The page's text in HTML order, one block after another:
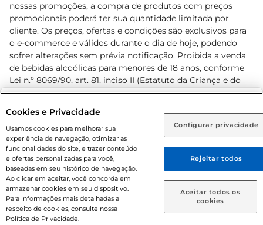
Rio de Janeiro (RJ) Goiás (GO)
Ou
Caso queira comprar online, informe como deseja receber
suas compras:
Entrega em casa Retire em Loja
nossas promoções, a compra de produtos com preços
promocionais poderá ter sua quantidade limitada por
cliente. Os preços, ofertas e condições são exclusivos para
o e-commerce e válidos durante o dia de hoje, podendo
sofrer alterações sem prévia notificação. Proibida a venda
de bebidas alcoólicas para menores de 18 anos, conforme
Lei n.º 8069/90, art. 81, inciso II (Estatuto da Criança e do
Adolescente). Preços e condições exclusivos para o
prévio. O valor mínimo para as compras on-line é de R$
80,00.
© 2026 Copyright. Todos os direitos
reservados Prezunic.
Cookies e Privacidade
Usamos cookies para melhorar sua
experiência de navegação, otimizar as
funcionalidades do site, e trazer conteúdo
e ofertas personalizadas para você,
baseadas em seu histórico de navegação.
Ao clicar em aceitar, você concorda em
armazenar cookies em seu dispositivo.
Para informações mais detalhadas a
respeito de cookies, consulte nossa
Política de Privacidade.
Configurar privacidade
Rejeitar todos
Aceitar todos os
cookies